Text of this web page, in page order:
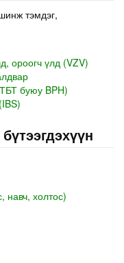
тэмдэг,
ороогч үлд (VZV)
буюу BPH)
навч, холтос)